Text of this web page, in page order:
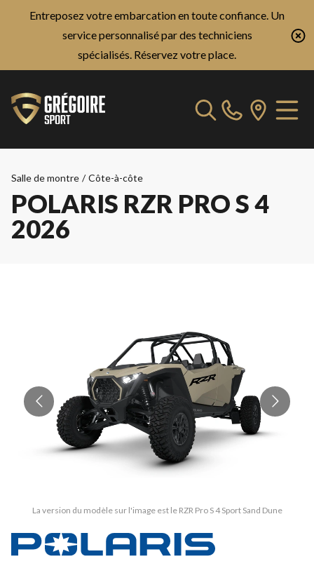
Entreposez votre embarcation en toute confiance. Un
service personnalisé par des techniciens
spécialisés. Réservez votre place.
Salle de montre / Côte-à-côte
POLARIS RZR PRO S 4
2026
La version du modèle sur l'image est le RZR Pro S 4 Sport Sand Dune